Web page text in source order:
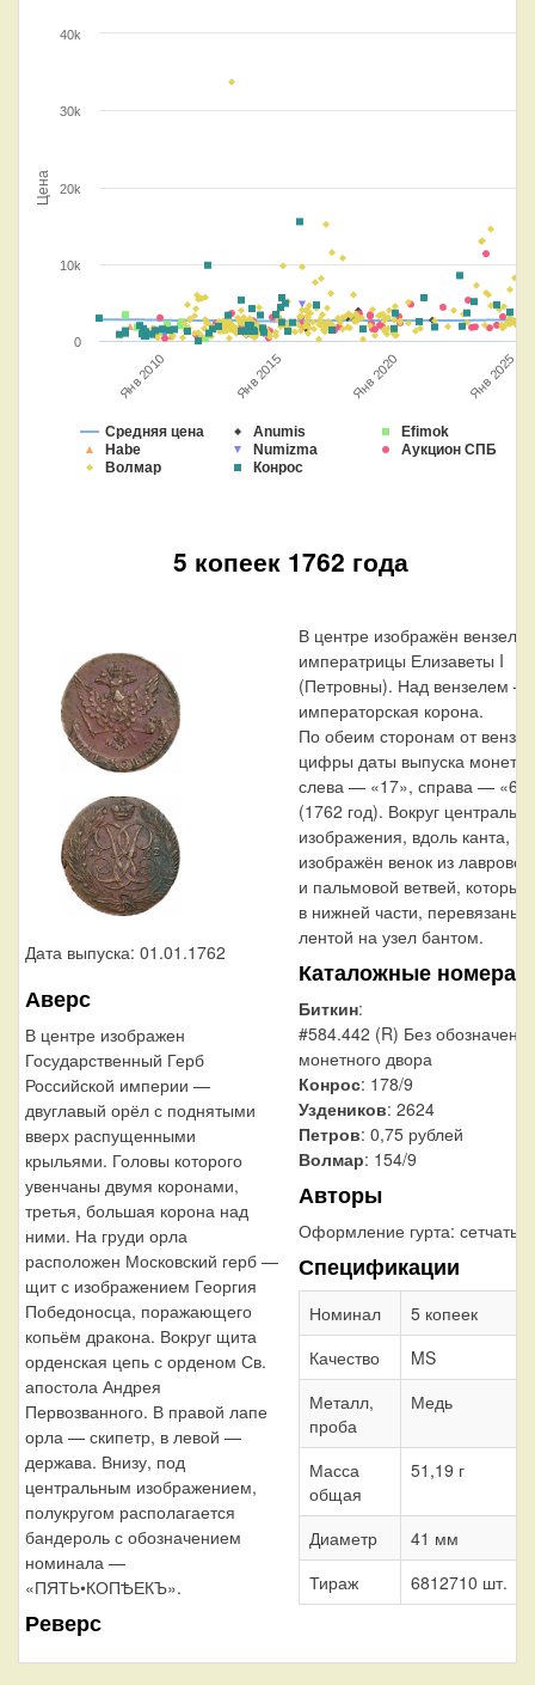
Цена
Средняя цена Anumis
Efimok
Habe
Numizma
Аукцион СПБ
Волмар
Конрос
Янв 2010 Янв 2015 Янв 2020 Янв 2025
0
10k
20k
30k
40k
5 копеек 1762 года
Дата выпуска: 01.01.1762
Аверс
В центре изображен
Государственный Герб
Российской империи —
двуглавый орёл с поднятыми
вверх распущенными
крыльями. Головы которого
увенчаны двумя коронами,
третья, большая корона над
ними. На груди орла
расположен Московский герб —
щит с изображением Георгия
Победоносца, поражающего
копьём дракона. Вокруг щита
орденская цепь с орденом Св.
апостола Андрея
Первозванного. В правой лапе
орла — скипетр, в левой —
держава. Внизу, под
центральным изображением,
полукругом располагается
бандероль с обозначением
номинала —
«ПЯТЬ•КОПѢЕКЪ».
Реверс
В центре изображён вензель
императрицы Елизаветы I
(Петровны). Над вензелем —
императорская корона.
По обеим сторонам от
цифры даты выпуска монеты:
слева — «17», справа —
(1762 год). Вокруг
изображения, вдоль канта,
изображён венок из лавровой
и пальмовой ветвей, которые,
в нижней части, перевязаны
лентой на узел бантом.
Каталожные номера
Биткин:
#584.442 (R) Без
монетного двора
Конрос: 178/9
Уздеников: 2624
Петров: 0,75 рублей
Волмар: 154/9
Авторы
Оформление гурта: сетчатый
Спецификации
Номинал
5 копеек
Качество
MS
Металл,
проба
Медь
Масса
общая
51,19 г
Диаметр
41 мм
Тираж
6812710 шт.